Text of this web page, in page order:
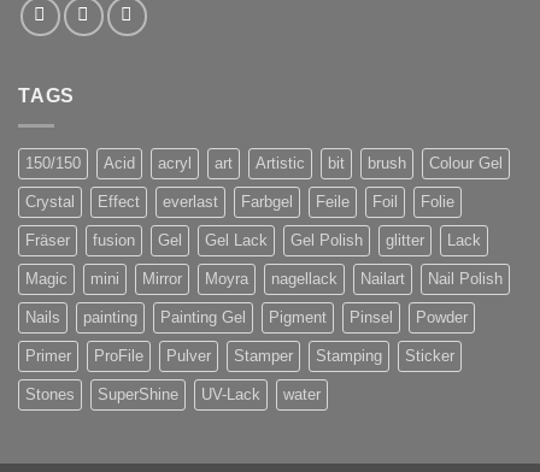
TAGS
150/150 Acid acryl art Artistic bit brush Colour Gel
Crystal Effect everlast Farbgel Feile Foil Folie
Fräser fusion Gel Gel Lack Gel Polish glitter Lack
Magic mini Mirror Moyra nagellack Nailart Nail Polish
Nails painting Painting Gel Pigment Pinsel Powder
Primer ProFile Pulver Stamper Stamping Sticker
Stones SuperShine UV-Lack water